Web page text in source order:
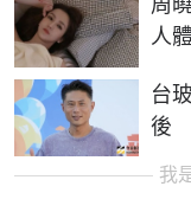
周
人
台
後
我